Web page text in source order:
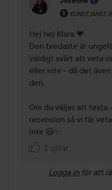
KUNDTJÄNST
Användarens
Hej hej Klara 💗
Den bredaste är
väldigt svårt att veta
eller inte - då det
den.
Om du väljer att testa,
recension så vi får
inte 😃✨
2 gillar
Logga in för att